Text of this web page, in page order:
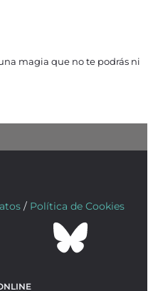
magia que no te podrás ni
/ Política de Cookies